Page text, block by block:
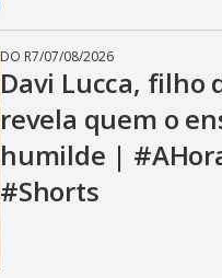
DO R7/07/08/2026
Davi Lucca, filho
revela quem o
humilde |
#Shorts